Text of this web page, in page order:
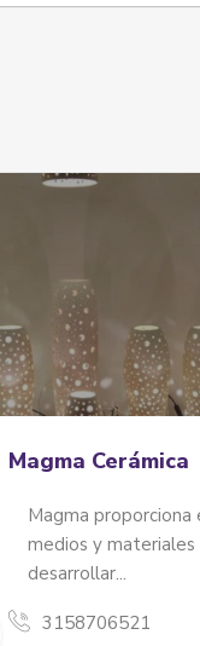
de encuadernación y
Nido nace en casa y
casa a partir del
y los objetos que